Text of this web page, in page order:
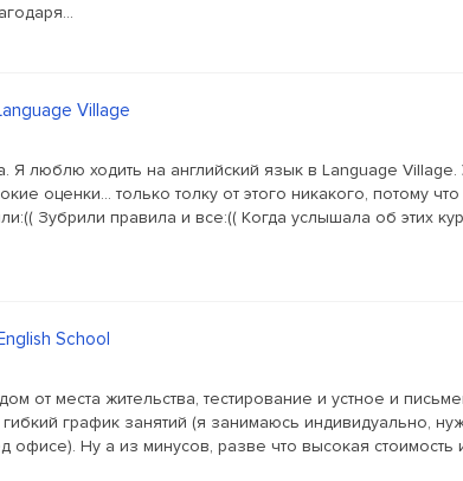
Village
Я люблю ходить на английский язык в Language
оценки… только толку от этого никакого, потому
Зубрили правила и все:(( Когда услышала об этих
School
от места жительства, тестирование и устное и
график занятий (я занимаюсь индивидуально,
офисе). Ну а из минусов, разве что высокая стоимость